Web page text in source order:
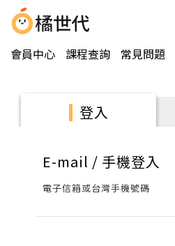
會員中心 課程查詢 常見問題
登入
E-mail / 手機登入
電子信箱或台灣手機號碼